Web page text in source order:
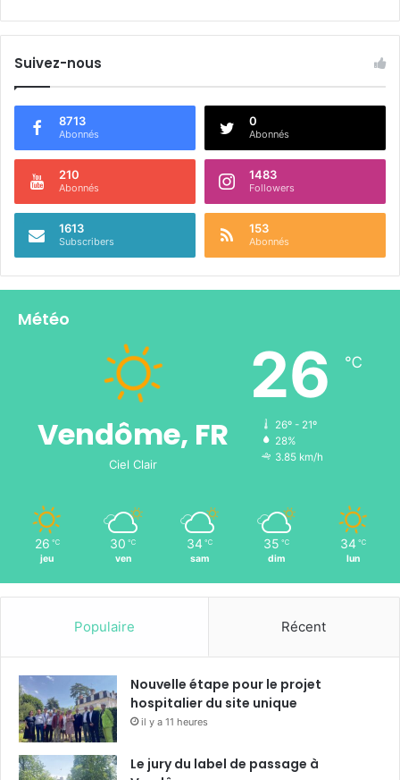
Suivez-nous
8713
Abonnés
0
Abonnés
210
Abonnés
1483
Followers
1613
Subscribers
153
Abonnés
Météo
Vendôme, FR
Ciel Clair
26 ℃
26º - 21º
28%
3.85 km/h
26 ℃
jeu
30 ℃
ven
34 ℃
sam
35 ℃
dim
34 ℃
lun
Populaire Récent
Nouvelle étape pour le projet
hospitalier du site unique
il y a 11 heures
Le jury du label de passage à